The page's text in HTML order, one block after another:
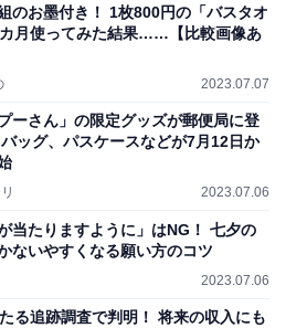
のお墨付き！ 1枚800円の「バスタオ
月使ってみた結果……【比較画像あ
2023.07.07
ーさん」の限定グッズが郵便局に登
ッグ、パスケースなどが7月12日か
2023.07.06
当たりますように」はNG！ 七夕の
ないやすくなる願い方のコツ
2023.07.06
る追跡調査で判明！ 将来の収入にも